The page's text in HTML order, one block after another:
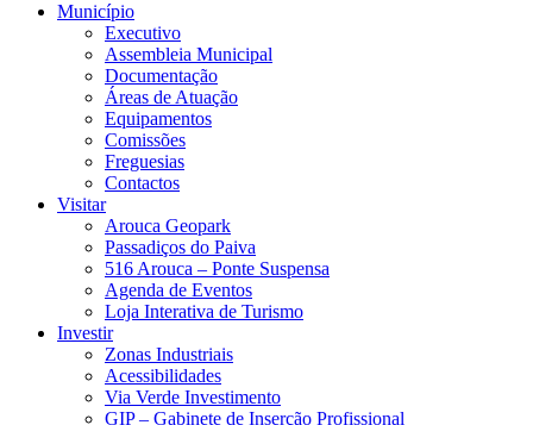
Município
Executivo
Assembleia Municipal
Documentação
Áreas de Atuação
Equipamentos
Comissões
Freguesias
Contactos
Visitar
Arouca Geopark
Passadiços do Paiva
516 Arouca – Ponte Suspensa
Agenda de Eventos
Loja Interativa de Turismo
Investir
Zonas Industriais
Acessibilidades
Via Verde Investimento
GIP – Gabinete de Inserção Profissional